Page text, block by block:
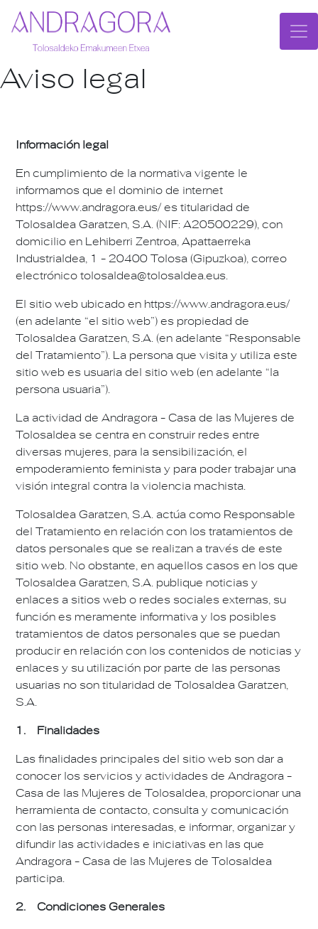
Aviso legal
Información legal
En cumplimiento de la normativa vigente le
informamos que el dominio de internet
https://www.andragora.eus/ es titularidad de
Tolosaldea Garatzen, S.A. (NIF: A20500229), con
domicilio en Lehiberri Zentroa, Apattaerreka
Industrialdea, 1 - 20400 Tolosa (Gipuzkoa), correo
electrónico tolosaldea@tolosaldea.eus.
El sitio web ubicado en https://www.andragora.eus/
(en adelante “el sitio web”) es propiedad de
Tolosaldea Garatzen, S.A. (en adelante “Responsable
del Tratamiento”). La persona que visita y utiliza este
sitio web es usuaria del sitio web (en adelante “la
persona usuaria”).
La actividad de Andragora - Casa de las Mujeres de
Tolosaldea se centra en construir redes entre
diversas mujeres, para la sensibilización, el
empoderamiento feminista y para poder trabajar una
visión integral contra la violencia machista.
Tolosaldea Garatzen, S.A. actúa como Responsable
del Tratamiento en relación con los tratamientos de
datos personales que se realizan a través de este
sitio web. No obstante, en aquellos casos en los que
Tolosaldea Garatzen, S.A. publique noticias y
enlaces a sitios web o redes sociales externas, su
función es meramente informativa y los posibles
tratamientos de datos personales que se puedan
producir en relación con los contenidos de noticias y
enlaces y su utilización por parte de las personas
usuarias no son titularidad de Tolosaldea Garatzen,
S.A.
1. Finalidades
Las finalidades principales del sitio web son dar a
conocer los servicios y actividades de Andragora -
Casa de las Mujeres de Tolosaldea, proporcionar una
herramienta de contacto, consulta y comunicación
con las personas interesadas, e informar, organizar y
difundir las actividades e iniciativas en las que
Andragora - Casa de las Mujeres de Tolosaldea
participa.
2. Condiciones Generales